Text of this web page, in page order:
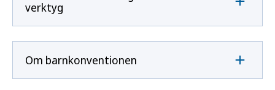
verktyg
Om barnkonventionen